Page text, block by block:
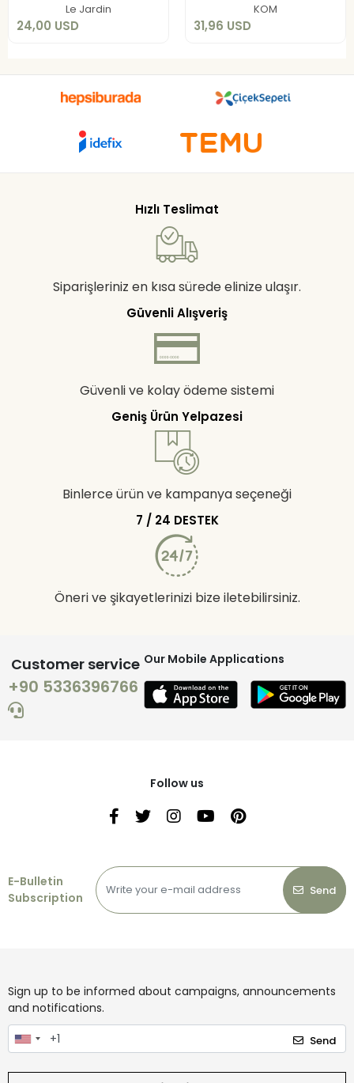
Le Jardin
24,00 USD
KOM
31,96 USD
Hızlı Teslimat
Siparişleriniz en kısa sürede elinize ulaşır.
Güvenli Alışveriş
Güvenli ve kolay ödeme sistemi
Geniş Ürün Yelpazesi
Binlerce ürün ve kampanya seçeneği
7 / 24 DESTEK
Öneri ve şikayetlerinizi bize iletebilirsiniz.
Customer service
+90 5336396766
Our Mobile Applications
Follow us
E-Bulletin
Subscription
Send
Sign up to be informed about campaigns, announcements
and notifications.
Send